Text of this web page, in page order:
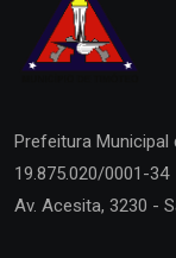
Prefeitura Municipal
19.875.020/0001-34
Av. Acesita, 3230 -